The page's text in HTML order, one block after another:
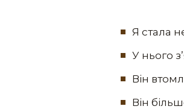
Я стала
У нього
Він
Він